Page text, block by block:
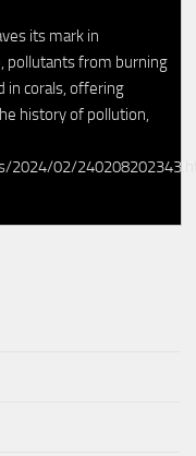
its mark in
pollutants from burning
in corals, offering
history of pollution,
2024/02/